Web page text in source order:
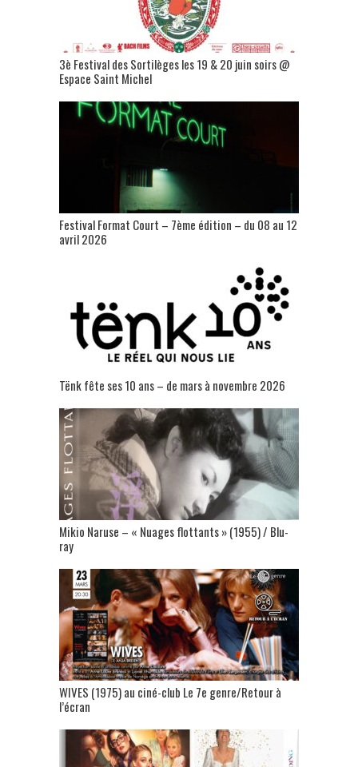
3è Festival des Sortilèges les 19 & 20 juin soirs @
Espace Saint Michel
Festival Format Court – 7ème édition – du 08 au 12
avril 2026
Tënk fête ses 10 ans – de mars à novembre 2026
Mikio Naruse – « Nuages flottants » (1955) / Blu-
ray
WIVES (1975) au ciné-club Le 7e genre/Retour à
l’écran